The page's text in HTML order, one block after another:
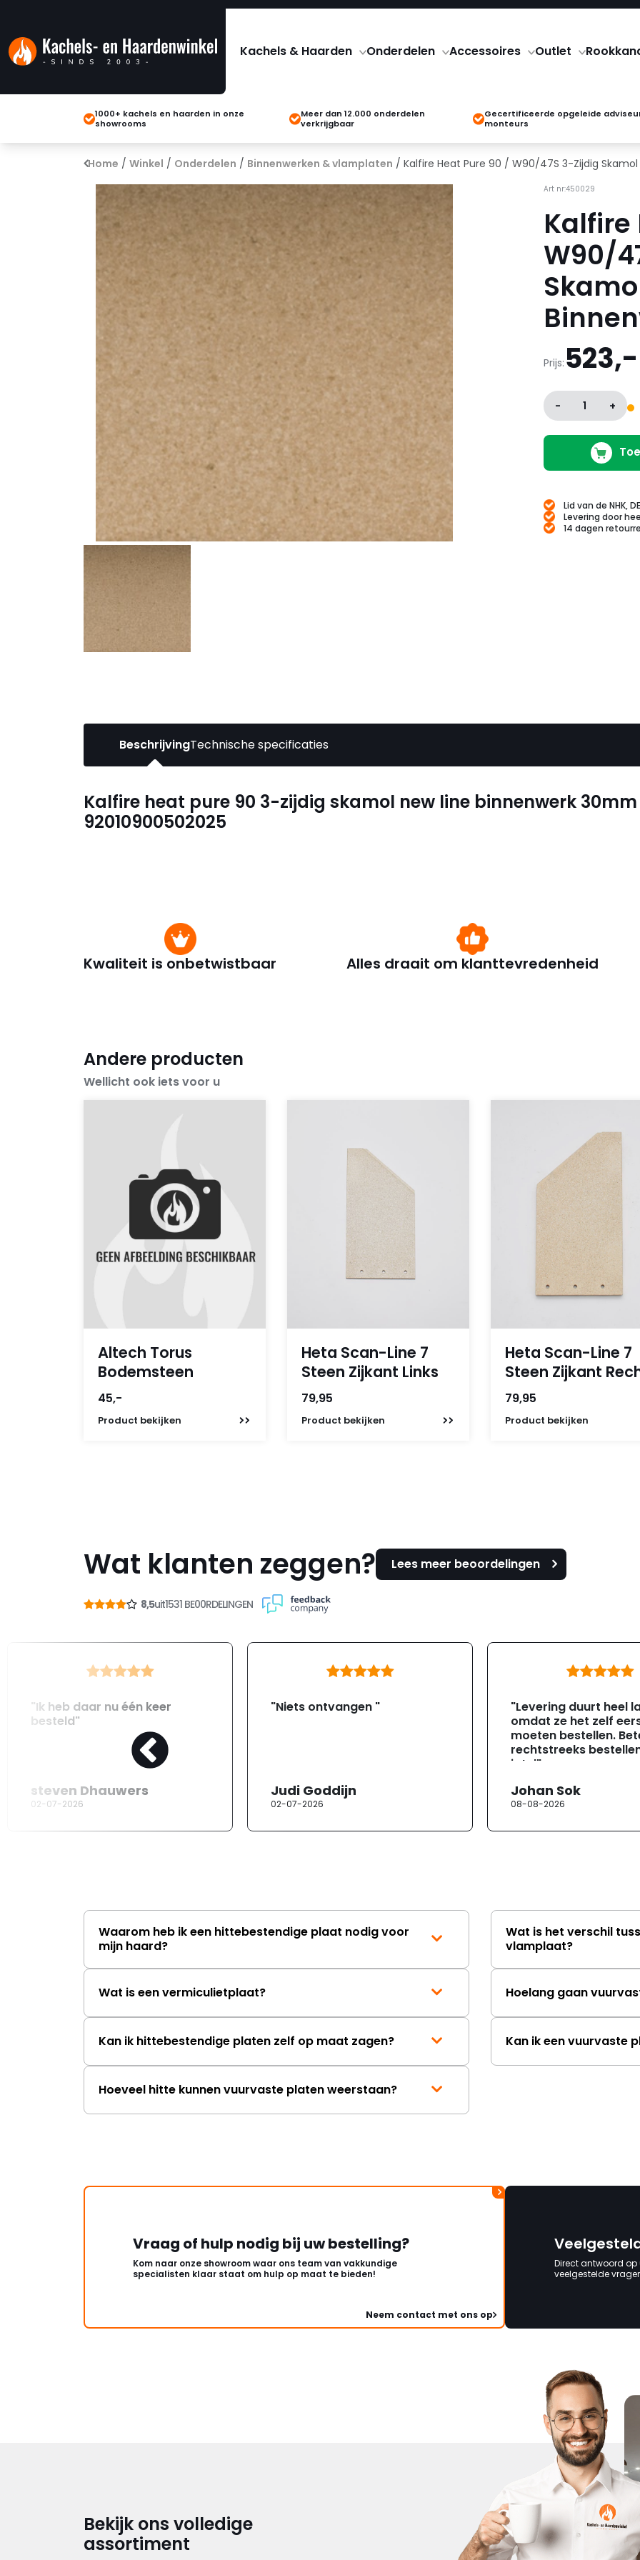
Kachels & Haarden Onderdelen Accessoires Outlet
1000+ kachels en haarden in onze
showrooms
Meer dan 12.000 onderdelen
verkrijgbaar
Gecertificeerde opgeleide
monteurs
Home / Winkel / Onderdelen / Binnenwerken & vlamplaten / Kalfire Heat Pure 90 / W90/47S 3-Zijdig
Art nr:450029
Kalfire
W90/
Prijs: 523,-
- 1 +
Lid van de NHK,
Levering door
14 dagen
BeschrijvingTechnische specificaties
Kalfire heat pure 90 3-zijdig skamol new line binnenwerk 30mm
92010900502025
Kwaliteit is onbetwistbaar Alles draait om klanttevredenheid
Andere producten
Wellicht ook iets voor u
Altech Torus
Bodemsteen
45,-
Product bekijken
Heta Scan-Line 7
Steen Zijkant Links
79,95
Product bekijken
Heta Scan-Line 7
Steen Zijkant
79,95
Product bekijken
Wat klanten zeggen? Lees meer beoordelingen
8,5uit1531 BE00RDELINGEN
"Ik heb daar nu één keer
besteld"
steven Dhauwers
02-07-2026
"Niets ontvangen "
Judi Goddijn
02-07-2026
"Levering duurt heel
omdat ze het zelf
moeten bestellen.
rechtstreeks
jotul"
Johan Sok
08-08-2026
Waarom heb ik een hittebestendige plaat nodig voor
mijn haard?
Wat is een vermiculietplaat?
Kan ik hittebestendige platen zelf op maat zagen?
Hoeveel hitte kunnen vuurvaste platen weerstaan?
Wat is het verschil
vlamplaat?
Hoelang gaan
Kan ik een vuurvaste
Vraag of hulp nodig bij uw bestelling?
Kom naar onze showroom waar ons team van vakkundige
specialisten klaar staat om hulp op maat te bieden!
Neem contact met ons op
Direct antwoord op
veelgestelde
Bekijk ons volledige
assortiment